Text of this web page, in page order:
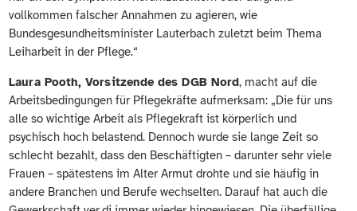
vollkommen falscher Annahmen zu agieren, wie
Bundesgesundheitsminister Lauterbach zuletzt beim Thema
Leiharbeit in der Pflege.“
Laura Pooth, Vorsitzende des DGB Nord, macht auf die
Arbeitsbedingungen für Pflegekräfte aufmerksam: „Die für uns
alle so wichtige Arbeit als Pflegekraft ist körperlich und
psychisch hoch belastend. Dennoch wurde sie lange Zeit so
schlecht bezahlt, dass den Beschäftigten – darunter sehr viele
Frauen – spätestens im Alter Armut drohte und sie häufig in
andere Branchen und Berufe wechselten. Darauf hat auch die